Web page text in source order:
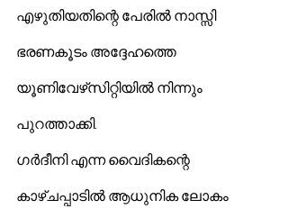
എഴുതിയതിന്റെ പേരില്‍ നാസ്സി
ഭരണകൂടം അദ്ദേഹത്തെ
യൂണിവേഴ്‌സിറ്റിയില്‍ നിന്നും
പുറത്താക്കി.
ഗര്‍ദീനി എന്ന വൈദികന്റെ
കാഴ്ചപ്പാടില്‍ ആധുനിക ലോകം